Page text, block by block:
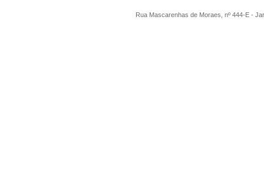
Rua Mascarenhas de Moraes, nº 444-E -